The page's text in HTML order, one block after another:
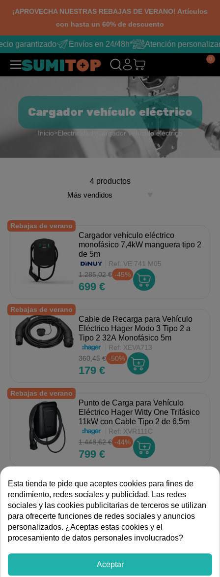
¡APROVECHA NUESTRAS REBAJAS DE VERANO! Artículos
con hasta un 60% de descuento
garantizado Envíos en 24/48h* Atención
0
Cargador vehículo eléctrico
Inicio Electricidad Cargador vehículo eléctrico
4 productos
Rebajas de verano
Cargador vehículo eléctrico
monofásico 7,4kW manguera tipo 2
de 5m
Ref: VE 741 M05
1.285,02 € -45%
699 €
Rebajas de verano
Cable de Recarga para Vehículo
Eléctrico Hager Modo 3 Tipo 2 a
Tipo 2 32A Monofásico 5m
Ref: XEVA713
360,45 € -50%
179 €
Rebajas de verano
Punto de Carga para Vehículo
Eléctrico Hager Witty One Trifásico
11kW con Cable Tipo 2 de 6,5m
Ref: XVR111C
1.448,62 € -44%
799 €
Cargador para vehículo eléctrico
monofásico 7,4kW con protecciones
y manguera tipo 2 de 5m
Ref:VE 741 MP5
1.410,26 € -45%
769 €
Esta tienda te pide que aceptes cookies para fines de
rendimiento, redes sociales y publicidad. Las redes
sociales y las cookies publicitarias de terceros se utilizan
para ofrecerte funciones de redes sociales y anuncios
personalizados. ¿Aceptas estas cookies y el
procesamiento de datos personales involucrados?
Aceptar